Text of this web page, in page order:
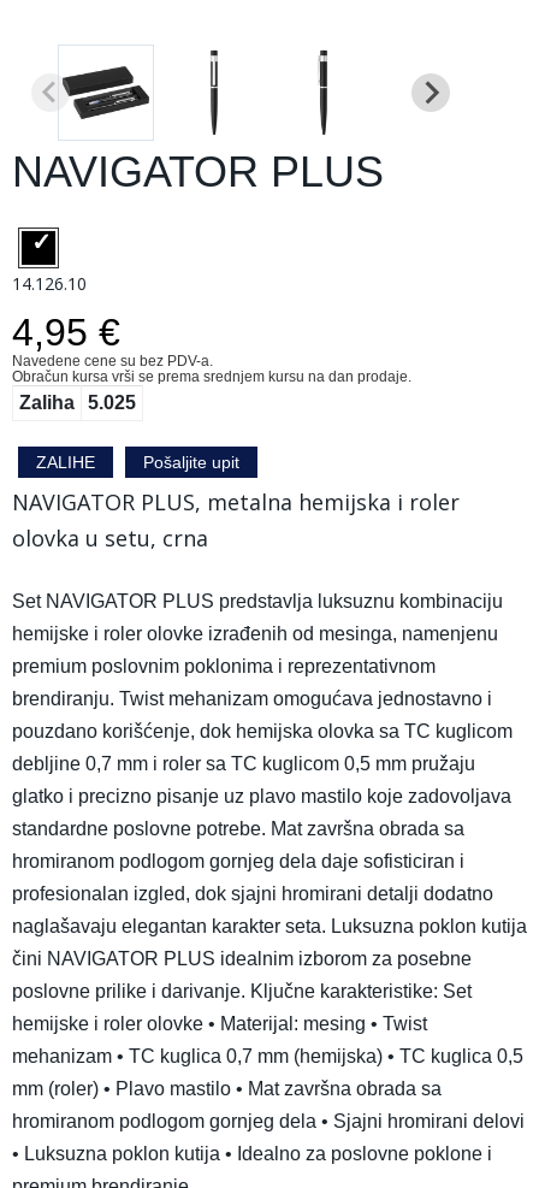
NAVIGATOR PLUS
14.126.10
4,95 €
Navedene cene su bez PDV-a.
Obračun kursa vrši se prema srednjem kursu na dan prodaje.
Zaliha 5.025
ZALIHE Pošaljite upit
NAVIGATOR PLUS, metalna hemijska i roler
olovka u setu, crna
Set NAVIGATOR PLUS predstavlja luksuznu kombinaciju
hemijske i roler olovke izrađenih od mesinga, namenjenu
premium poslovnim poklonima i reprezentativnom
brendiranju. Twist mehanizam omogućava jednostavno i
pouzdano korišćenje, dok hemijska olovka sa TC kuglicom
debljine 0,7 mm i roler sa TC kuglicom 0,5 mm pružaju
glatko i precizno pisanje uz plavo mastilo koje zadovoljava
standardne poslovne potrebe. Mat završna obrada sa
hromiranom podlogom gornjeg dela daje sofisticiran i
profesionalan izgled, dok sjajni hromirani detalji dodatno
naglašavaju elegantan karakter seta. Luksuzna poklon kutija
čini NAVIGATOR PLUS idealnim izborom za posebne
poslovne prilike i darivanje. Ključne karakteristike: Set
hemijske i roler olovke • Materijal: mesing • Twist
mehanizam • TC kuglica 0,7 mm (hemijska) • TC kuglica 0,5
mm (roler) • Plavo mastilo • Mat završna obrada sa
hromiranom podlogom gornjeg dela • Sjajni hromirani delovi
• Luksuzna poklon kutija • Idealno za poslovne poklone i